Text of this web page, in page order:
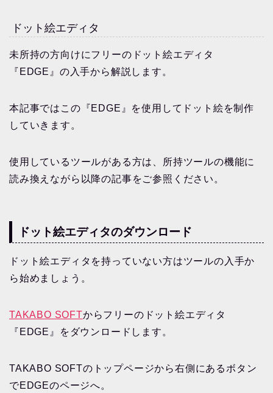
ドット絵エディタ
未所持の方向けにフリーのドット絵エディタ
『EDGE』の入手から解説します。
本記事ではこの『EDGE』を使用してドット絵を制作
していきます。
使用しているツールがある方は、所持ツールの機能に
読み換えながら以降の記事をご参照ください。
ドット絵エディタのダウンロード
ドット絵エディタを持っていない方はツールの入手か
ら始めましょう。
TAKABO SOFTからフリーのドット絵エディタ
『EDGE』をダウンロードします。
TAKABO SOFTのトップページから右側にあるボタン
でEDGEのページへ。